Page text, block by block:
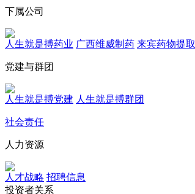
下属公司
人生就是搏药业 广西维威制药 来宾药物提取
党建与群团
人生就是搏党建 人生就是搏群团
社会责任
人力资源
人才战略 招聘信息
投资者关系